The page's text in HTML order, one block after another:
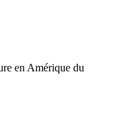
en Amérique du